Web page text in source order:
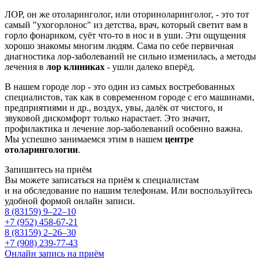
ЛОР, он же отоларинголог, или оториноларинголог, - это тот
самый "ухогорлонос" из детства, врач, который светит вам в
горло фонариком, суёт что-то в нос и в уши. Эти ощущения
хорошо знакомы многим людям. Сама по себе первичная
диагностика лор-заболеваний не сильно изменилась, а методы
лечения в лор клиниках - ушли далеко вперёд.
В нашем городе лор - это один из самых востребованных
специалистов, так как в современном городе с его машинами,
предприятиями и др., воздух, увы, далёк от чистого, и
звуковой дискомфорт только нарастает. Это значит,
профилактика и лечение лор-заболеваний особенно важна.
Мы успешно занимаемся этим в нашем центре
отоларингологии.
Запишитесь на приём
Вы можете записаться на приём к специалистам
и на обследование по нашим телефонам. Или воспользуйтесь
удобной формой онлайн записи.
8 (83159) 9–22–10
+7 (952) 458-67-21
8 (83159) 2–26–30
+7 (908) 239-77-43
Онлайн запись на приём